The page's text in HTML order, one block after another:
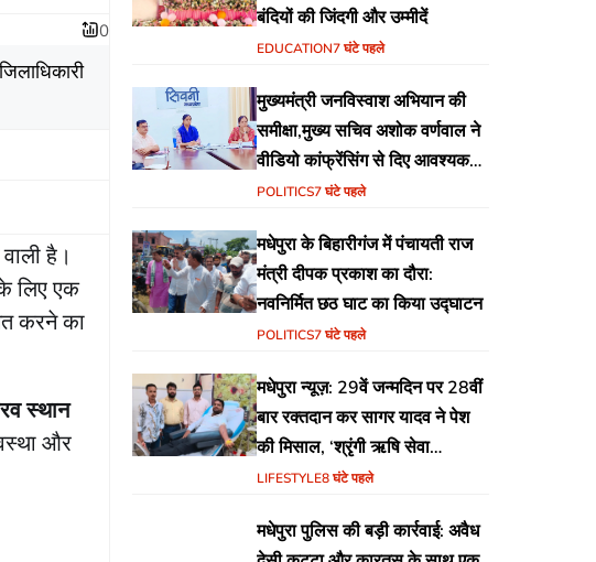
0
है।
लिए एक
करने का
स्थान
और
बंदियों की जिंदगी और उम्मीदें
EDUCATION7 घंटे पहले
मुख्यमंत्री जनविस्वाश अभियान की
समीक्षा,मुख्य सचिव अशोक वर्णवाल ने
वीडियो कांफ्रेंसिंग से दिए आवश्यक
निर्देश
POLITICS7 घंटे पहले
मधेपुरा के बिहारीगंज में पंचायती राज
मंत्री दीपक प्रकाश का दौरा:
नवनिर्मित छठ घाट का किया उद्घाटन
POLITICS7 घंटे पहले
मधेपुरा न्यूज़: 29वें जन्मदिन पर 28वीं
बार रक्तदान कर सागर यादव ने पेश
की मिसाल, ‘श्रृंगी ऋषि सेवा
फाउंडेशन’ की अनूठी पहल
LIFESTYLE8 घंटे पहले
मधेपुरा पुलिस की बड़ी कार्रवाई: अवैध